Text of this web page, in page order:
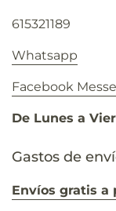
615321189
Whatsapp
Facebook
De Lunes a
Gastos de
Envíos gratis a